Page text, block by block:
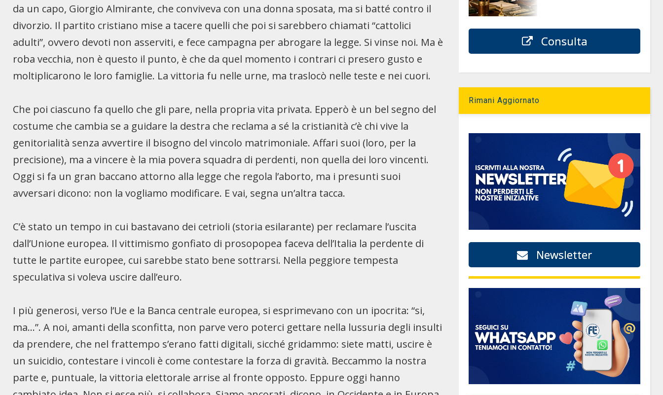
da un capo, Giorgio Almirante, che conviveva con una donna sposata, ma si batté contro il
divorzio. Il partito cristiano mise a tacere quelli che poi si sarebbero chiamati “cattolici
adulti”, ovvero devoti non asserviti, e fece campagna per abrogare la legge. Si vinse noi. Ma è
roba vecchia, non è questo il punto, è che da quel momento i contrari ci presero gusto e
moltiplicarono le loro famiglie. La vittoria fu nelle urne, ma traslocò nelle teste e nei cuori.
Che poi ciascuno fa quello che gli pare, nella propria vita privata. Epperò è un bel segno del
costume che cambia se a guidare la destra che reclama a sé la cristianità c’è chi vive la
genitorialità senza avvertire il bisogno del vincolo matrimoniale. Affari suoi (loro, per la
precisione), ma a vincere è la mia povera squadra di perdenti, non quella dei loro vincenti.
Oggi si fa un gran baccano attorno alla legge che regola l’aborto, ma i presunti suoi
avversari dicono: non la vogliamo modificare. E vai, segna un’altra tacca.
C’è stato un tempo in cui bastavano dei cetrioli (storia esilarante) per reclamare l’uscita
dall’Unione europea. Il vittimismo gonfiato di prosopopea faceva dell’Italia la perdente di
tutte le partite europee, cui sarebbe stato bene sottrarsi. Nella peggiore tempesta
speculativa si voleva uscire dall’euro.
I più generosi, verso l’Ue e la Banca centrale europea, si esprimevano con un ipocrita: “si,
ma…”. A noi, amanti della sconfitta, non parve vero poterci gettare nella lussuria degli insulti
da prendere, che nel frattempo s’erano fatti digitali, sicché gridammo: siete matti, uscire è
un suicidio, contestare i vincoli è come contestare la forza di gravità. Beccammo la nostra
parte e, puntuale, la vittoria elettorale arrise al fronte opposto. Eppure oggi hanno
Consulta
Rimani Aggiornato
Newsletter